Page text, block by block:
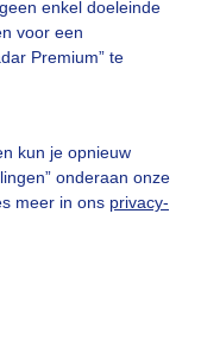
enkel doeleinde
voor een
Premium” te
kun je opnieuw
onderaan onze
meer in ons privacy-